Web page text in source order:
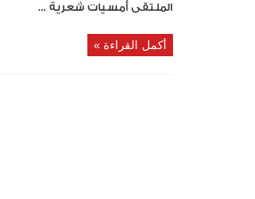
الملتقى أمسيات شعرية ...
أكمل القراءة »